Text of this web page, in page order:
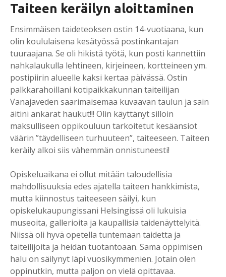
Taiteen keräilyn aloittaminen
Ensimmäisen taideteoksen ostin 14-vuotiaana, kun
olin koululaisena kesätyössä postinkantajan
tuuraajana. Se oli hikistä työtä, kun posti kannettiin
nahkalaukulla lehtineen, kirjeineen, kortteineen ym.
postipiirin alueelle kaksi kertaa päivässä. Ostin
palkkarahoillani kotipaikkakunnan taiteilijan
Vanajaveden saarimaisemaa kuvaavan taulun ja sain
äitini ankarat haukut!!! Olin käyttänyt silloin
maksulliseen oppikouluun tarkoitetut kesäansiot
väärin ”täydelliseen turhuuteen”, taiteeseen. Taiteen
keräily alkoi siis vähemmän onnistuneesti!
Opiskeluaikana ei ollut mitään taloudellisia
mahdollisuuksia edes ajatella taiteen hankkimista,
mutta kiinnostus taiteeseen säilyi, kun
opiskelukaupungissani Helsingissä oli lukuisia
museoita, gallerioita ja kaupallisia taidenäyttelyitä.
Niissä oli hyvä opetella tuntemaan taidetta ja
taiteilijoita ja heidän tuotantoaan. Sama oppimisen
halu on säilynyt läpi vuosikymmenien. Jotain olen
oppinutkin, mutta paljon on vielä opittavaa.